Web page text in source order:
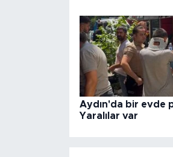
Aydın'da bir evde
Yaralılar var